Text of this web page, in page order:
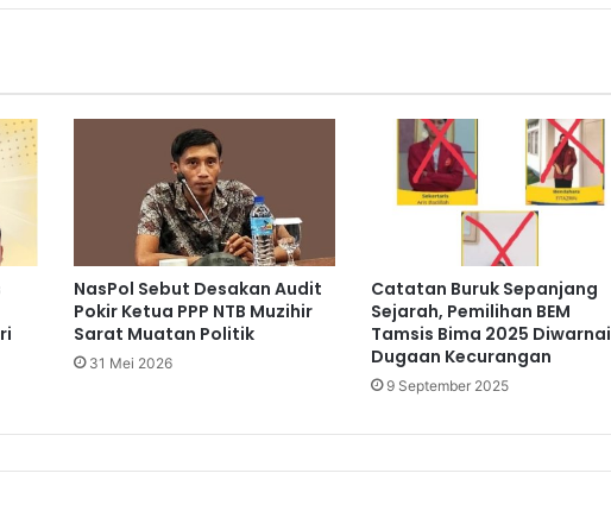
NasPol Sebut Desakan Audit
Pokir Ketua PPP NTB Muzihir
Sarat Muatan Politik
31 Mei 2026
Catatan Buruk Sepanjang
Sejarah, Pemilihan BEM
Tamsis Bima 2025 Diwarnai
Dugaan Kecurangan
9 September 2025